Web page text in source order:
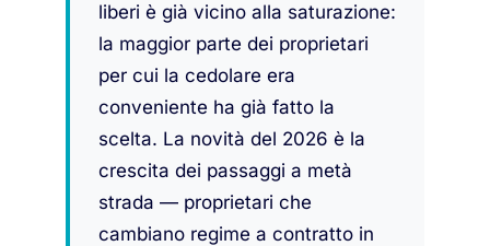
liberi è già vicino alla saturazione:
la maggior parte dei proprietari
per cui la cedolare era
conveniente ha già fatto la
scelta. La novità del 2026 è la
crescita dei passaggi a metà
strada — proprietari che
cambiano regime a contratto in